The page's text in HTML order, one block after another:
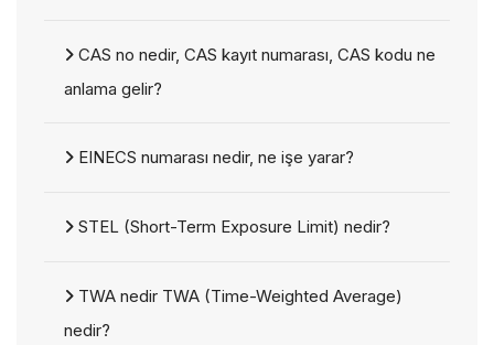
CAS no nedir, CAS kayıt numarası, CAS kodu ne
anlama gelir?
EINECS numarası nedir, ne işe yarar?
STEL (Short-Term Exposure Limit) nedir?
TWA nedir TWA (Time-Weighted Average)
nedir?